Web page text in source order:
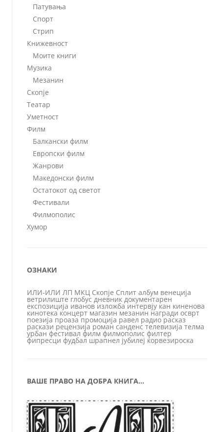
Патувања
Спорт
Стрип
Книжевност
Моите книги
Музика
Мезанин
Скопје
Театар
Уметност
Филм
Балкански филм
Европски филм
Жанрови
Македонски филм
Остатокот од светот
Фестивали
Филмополис
Хумор
ОЗНАКИ
ИЛИ-ИЛИ ЛП МКЦ Скопје Сплит албум венеција
ветрилиште глобус дневник документарен
експозиција иванов изложба интервју кан киненова
кинотека концерт магазин мезанин награди осврт
поезија проаза промоција равел радио расказ
раскази рецензија роман санденс телевизија телма
урбан фестивал филм филмополис филтер
фипресци фудбал шрапнел јубилеј ќорвезироска
ВАШЕ ПРАВО НА ДОБРА КНИГА…